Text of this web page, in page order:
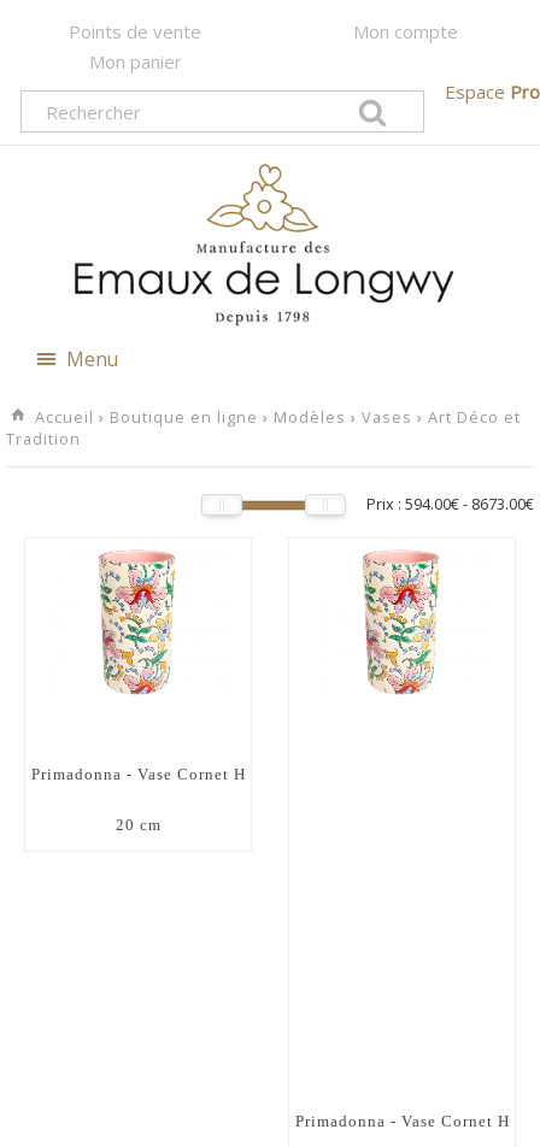
Points de vente
Mon compte
Mon panier
Espace Pro
Menu
Accueil › Boutique en ligne › Modèles ›Vases ›Art Déco et
Tradition
Prix : 594.00€- 8673.00€
Primadonna - Vase Cornet H
20 cm
Primadonna - Vase Cornet H